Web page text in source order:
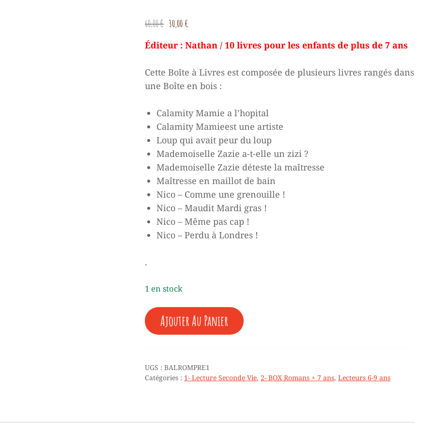
60,00€ Le
initial
60,00 €.
30,00 €
actuel
30,00 €.
Éditeur : Nathan / 10 livres pour les enfants de plus de 7 ans
Cette Boîte à Livres est composée de plusieurs livres rangés dans
une Boîte en bois :
Calamity Mamie a l’hopital
Calamity Mamieest une artiste
Loup qui avait peur du loup
Mademoiselle Zazie a-t-elle un zizi ?
Mademoiselle Zazie déteste la maîtresse
Maîtresse en maillot de bain
Nico – Comme une grenouille !
Nico – Maudit Mardi gras !
Nico – Même pas cap !
Nico – Perdu à Londres !
.
1 en stock
QUANTITÉ
DE
♥
-
DIX
Ajouter Au Panier
UGS :BALROMPRE1
Catégories : 1- Lecture Seconde Vie, 2- BOX Romans + 7 ans,Lecteurs 6-9 ans